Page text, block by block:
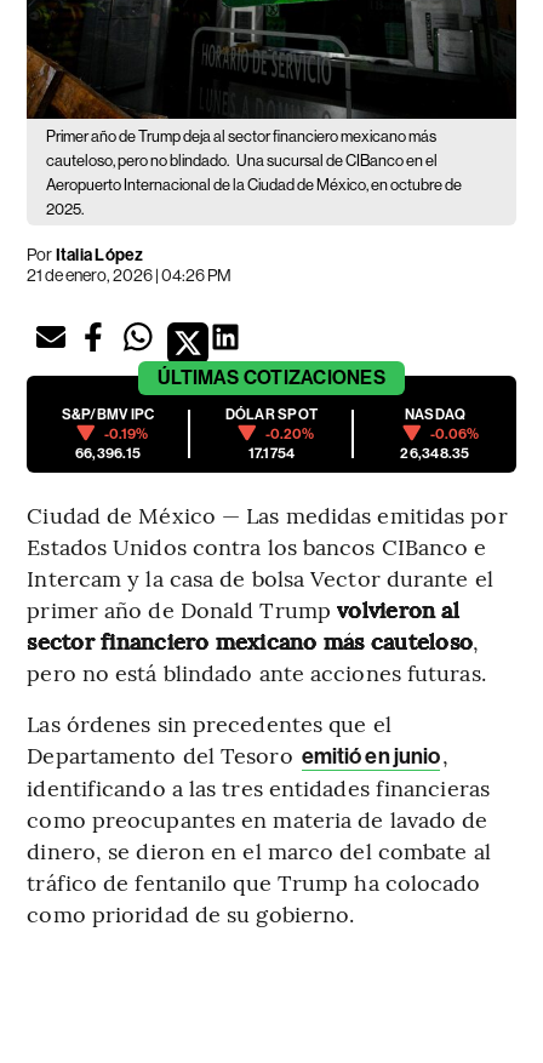
Primer año de Trump deja al sector financiero mexicano más
cauteloso, pero no blindado. Una sucursal de CIBanco en el
Aeropuerto Internacional de la Ciudad de México, en octubre de
2025.
PorItalia López
21 de enero, 2026 | 04:26 PM
ÚLTIMAS COTIZACIONES
S&P/BMV IPC
-0.19%
66,396.15
DÓLAR SPOT
-0.20%
17.1754
NASDAQ
-0.06%
26,348.35
Ciudad de México — Las medidas emitidas por
Estados Unidos contra los bancos CIBanco e
Intercam y la casa de bolsa Vector durante el
primer año de Donald Trumpvolvieron al
sector financiero mexicano más cauteloso,
pero no está blindado ante acciones futuras.
Las órdenes sin precedentes que el
Departamento del Tesoro emitió en junio,
identificando a las tres entidades financieras
como preocupantes en materia de lavado de
dinero, se dieron en el marco del combate al
tráfico de fentanilo que Trump ha colocado
como prioridad de su gobierno.